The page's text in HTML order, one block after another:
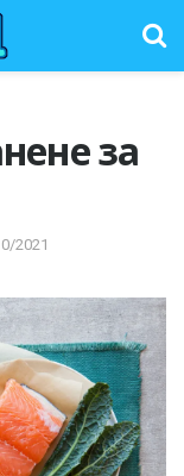
за
2021